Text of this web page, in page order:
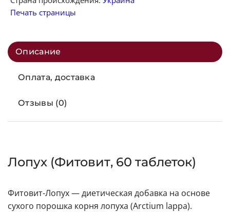
Печать страницы
Описание
Оплата, доставка
Отзывы (0)
Лопух (Фитовит, 60 таблеток)
Фитовит-Лопух — диетическая добавка на основе
сухого порошка корня лопуха (Arctium lappa).